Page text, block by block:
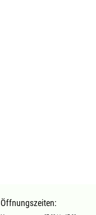
Öffnungszeiten: